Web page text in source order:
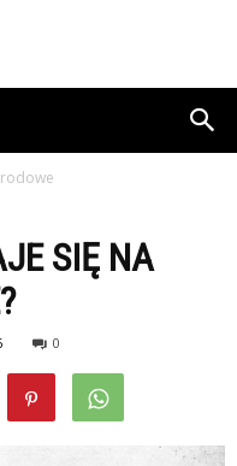
SIĘ NA
0